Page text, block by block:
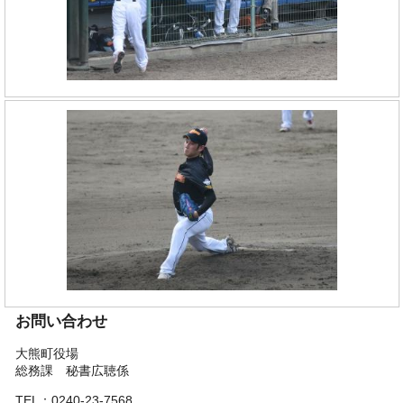
お問い合わせ
大熊町役場
総務課 秘書広聴係